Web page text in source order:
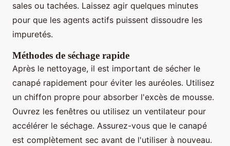
sales ou tachées. Laissez agir quelques minutes
pour que les agents actifs puissent dissoudre les
impuretés.
Méthodes de séchage rapide
Après le nettoyage, il est important de sécher le
canapé rapidement pour éviter les auréoles. Utilisez
un chiffon propre pour absorber l'excès de mousse.
Ouvrez les fenêtres ou utilisez un ventilateur pour
accélérer le séchage. Assurez-vous que le canapé
est complètement sec avant de l'utiliser à nouveau.